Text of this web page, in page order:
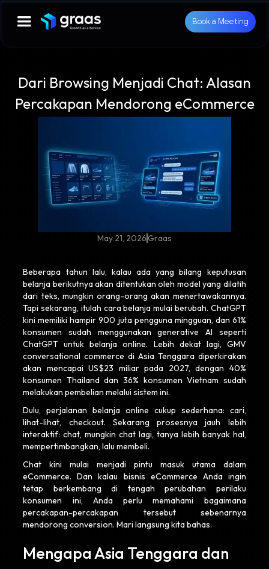
Book a Meeting
Dari Browsing Menjadi Chat: Alasan
Percakapan Mendorong eCommerce
May 21, 2026Graas
Beberapa tahun lalu, kalau ada yang bilang keputusan
belanja berikutnya akan ditentukan oleh model yang dilatih
dari teks, mungkin orang-orang akan menertawakannya.
Tapi sekarang, itulah cara belanja mulai berubah. ChatGPT
kini memiliki hampir 900 juta pengguna mingguan, dan 61%
konsumen sudah menggunakan generative AI seperti
ChatGPT untuk belanja online. Lebih dekat lagi, GMV
conversational commerce di Asia Tenggara diperkirakan
akan mencapai US$23 miliar pada 2027, dengan 40%
konsumen Thailand dan 36% konsumen Vietnam sudah
melakukan pembelian melalui sistem ini.
Dulu, perjalanan belanja online cukup sederhana: cari,
lihat-lihat, checkout. Sekarang prosesnya jauh lebih
interaktif: chat, mungkin chat lagi, tanya lebih banyak hal,
mempertimbangkan, lalu membeli.
Chat kini mulai menjadi pintu masuk utama dalam
eCommerce. Dan kalau bisnis eCommerce Anda ingin
tetap berkembang di tengah perubahan perilaku
konsumen ini, Anda perlu memahami bagaimana
percakapan-percakapan tersebut sebenarnya
mendorong conversion. Mari langsung kita bahas.
Mengapa Asia Tenggara dan